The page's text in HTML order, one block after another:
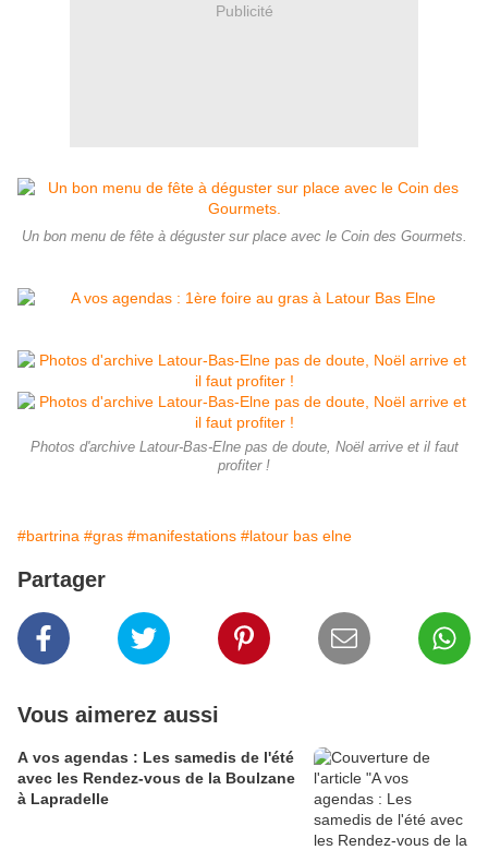
Publicité
Un bon menu de fête à déguster sur place avec le Coin des Gourmets.
Photos d'archive Latour-Bas-Elne pas de doute, Noël arrive et il faut
profiter !
#bartrina #gras #manifestations #latour bas elne
Partager
Vous aimerez aussi
A vos agendas : Les samedis de l'été
avec les Rendez-vous de la Boulzane
à Lapradelle